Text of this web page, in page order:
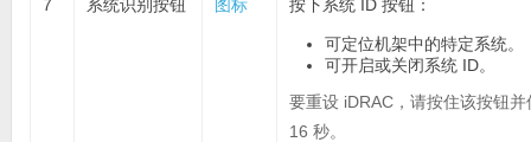
7 系统识别按钮 按下系统 ID 按钮：
可定位机架中的特定系统。
可开启或关闭系统 ID。
要重设 iDRAC，请按住该按钮并
16 秒。